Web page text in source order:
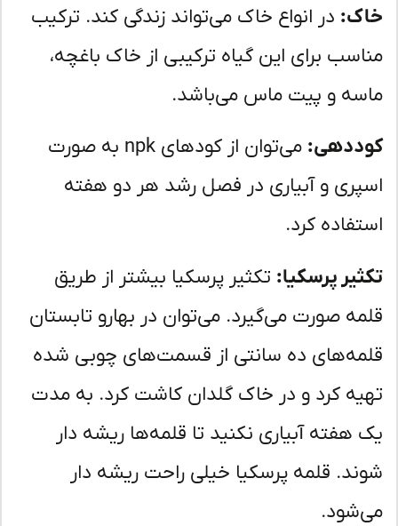
در انواع خاک می‌تواند زندگی کند. ترکیب
برای این گیاه ترکیبی از خاک باغچه،
و پیت ماس می‌باشد.
می‌توان از کودهای npk به صورت
و آبیاری در فصل رشد هر دو هفته
کرد.
پرسکیا:تکثیر پرسکیا بیشتر از طریق
صورت می‌گیرد. می‌توان در بهارو تابستان
ده سانتی از قسمت‌های چوبی شده
کرد و در خاک گلدان کاشت کرد. به مدت
هفته آبیاری نکنید تا قلمه‌ها ریشه دار
قلمه پرسکیا خیلی راحت ریشه دار